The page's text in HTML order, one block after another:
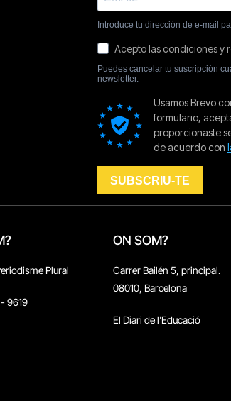
Plural
9619
ON SOM?
Carrer Bailén 5, principal.
08010, Barcelona
El Diari de l'Educació